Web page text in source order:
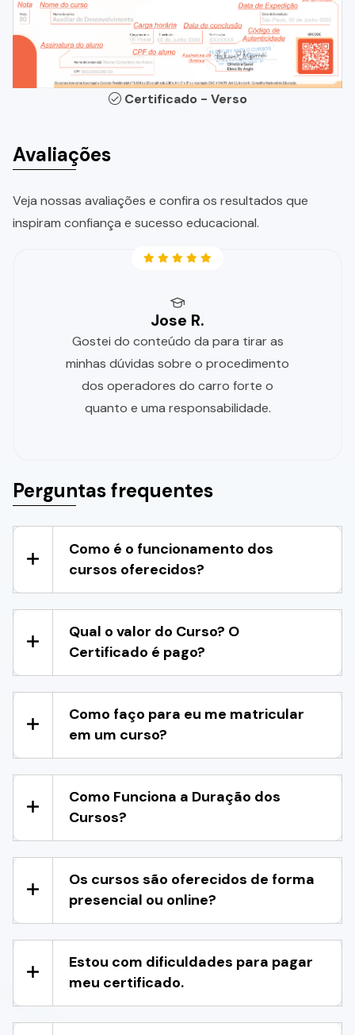
Certificado - Verso
Avaliações
Veja nossas avaliações e confira os resultados que
inspiram confiança e sucesso educacional.
Jose R.
Gostei do conteúdo da para tirar as
minhas dúvidas sobre o procedimento
dos operadores do carro forte o
quanto e uma responsabilidade.
Perguntas frequentes
Como é o funcionamento dos
cursos oferecidos?
Qual o valor do Curso? O
Certificado é pago?
Como faço para eu me matricular
em um curso?
Como Funciona a Duração dos
Cursos?
Os cursos são oferecidos de forma
presencial ou online?
Estou com dificuldades para pagar
meu certificado.